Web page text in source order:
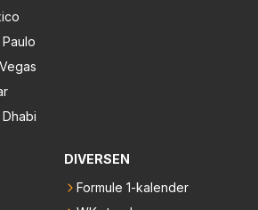
DIVERSEN
Formule 1-kalender